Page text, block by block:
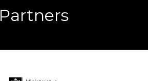
Partners